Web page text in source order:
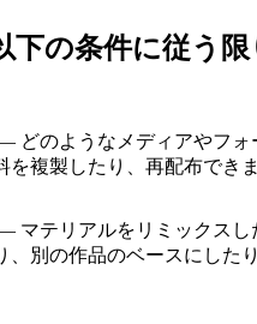
下の条件に従う限
どのようなメディアやフォ
を複製したり、再配布できま
マテリアルをリミックスし
、別の作品のベースにした